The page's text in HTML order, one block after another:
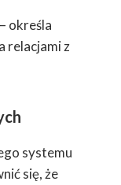
– określa
relacjami z
systemu
się, że